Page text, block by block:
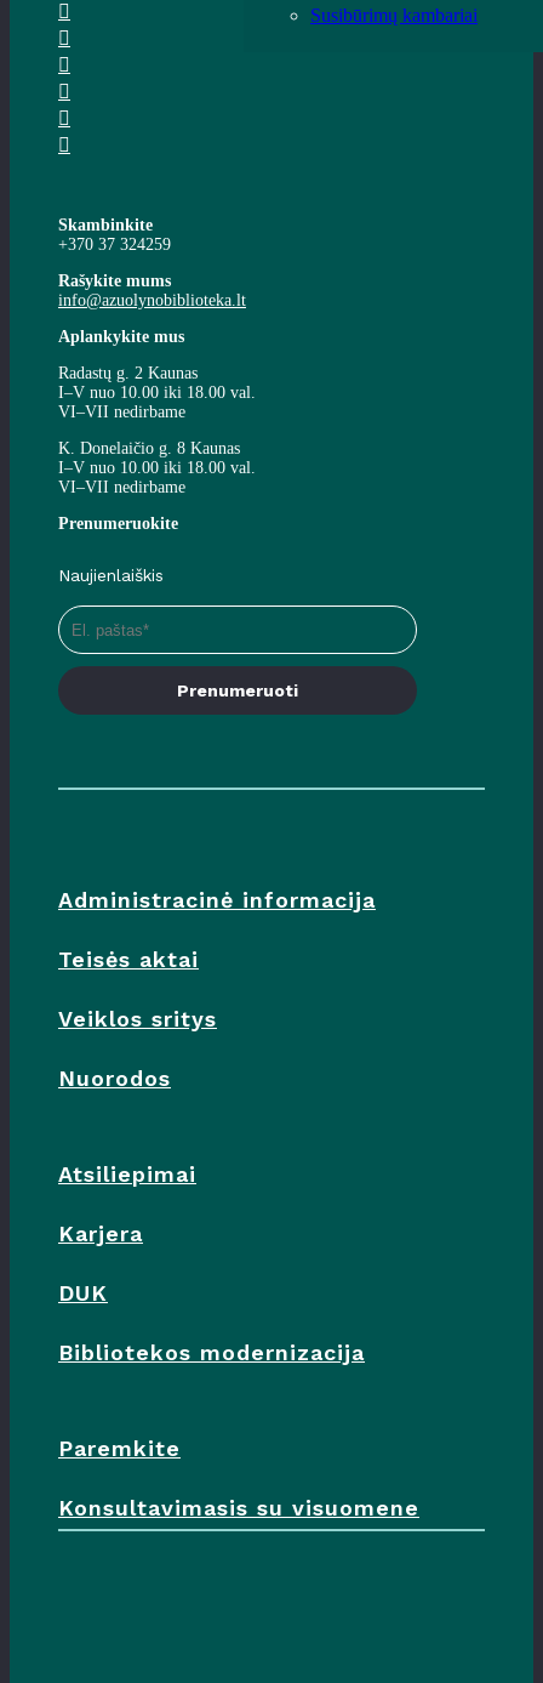
Susibūrimų kambariai
Skambinkite
+370 37 324259
Rašykite mums
info@azuolynobiblioteka.lt
Aplankykite mus
Radastų g. 2 Kaunas
I–V nuo 10.00 iki 18.00 val.
VI–VII nedirbame
K. Donelaičio g. 8 Kaunas
I–V nuo 10.00 iki 18.00 val.
VI–VII nedirbame
Prenumeruokite
Naujienlaiškis
Prenumeruoti
Administracinė informacija
Teisės aktai
Veiklos sritys
Nuorodos
Atsiliepimai
Karjera
DUK
Bibliotekos modernizacija
Paremkite
Konsultavimasis su visuomene